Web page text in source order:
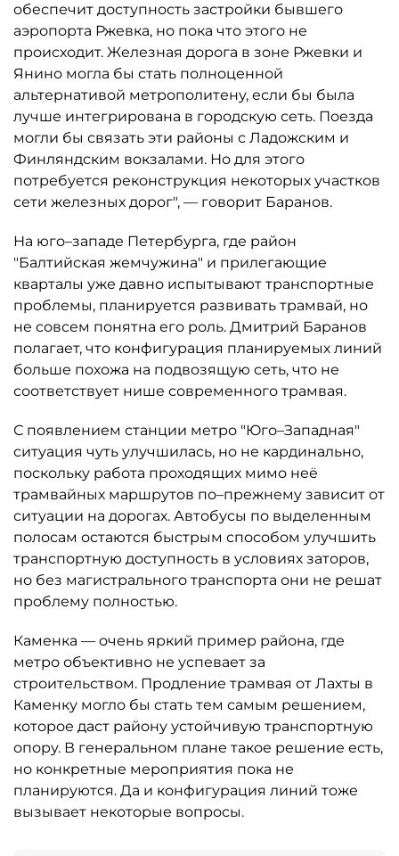
обеспечит доступность застройки бывшего
аэропорта Ржевка, но пока что этого не
происходит. Железная дорога в зоне Ржевки и
Янино могла бы стать полноценной
альтернативой метрополитену, если бы была
лучше интегрирована в городскую сеть. Поезда
могли бы связать эти районы с Ладожским и
Финляндским вокзалами. Но для этого
потребуется реконструкция некоторых участков
сети железных дорог", — говорит Баранов.
На юго–западе Петербурга, где район
"Балтийская жемчужина" и прилегающие
кварталы уже давно испытывают транспортные
проблемы, планируется развивать трамвай, но
не совсем понятна его роль. Дмитрий Баранов
полагает, что конфигурация планируемых линий
больше похожа на подвозящую сеть, что не
соответствует нише современного трамвая.
С появлением станции метро "Юго–Западная"
ситуация чуть улучшилась, но не кардинально,
поскольку работа проходящих мимо неё
трамвайных маршрутов по–прежнему зависит от
ситуации на дорогах. Автобусы по выделенным
полосам остаются быстрым способом улучшить
транспортную доступность в условиях заторов,
но без магистрального транспорта они не решат
проблему полностью.
Каменка — очень яркий пример района, где
метро объективно не успевает за
строительством. Продление трамвая от Лахты в
Каменку могло бы стать тем самым решением,
которое даст району устойчивую транспортную
опору. В генеральном плане такое решение есть,
но конкретные мероприятия пока не
планируются. Да и конфигурация линий тоже
вызывает некоторые вопросы.